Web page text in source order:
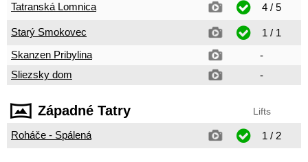
Tatranská Lomnica 4 / 5
Starý Smokovec
1 / 1
Skanzen Pribylina
-
Sliezsky dom
-
Západné Tatry Lifts
Roháče - Spálená 1 / 2